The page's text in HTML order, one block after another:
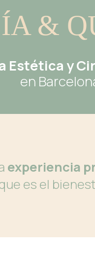
&
Estética y
en
experiencia
es el